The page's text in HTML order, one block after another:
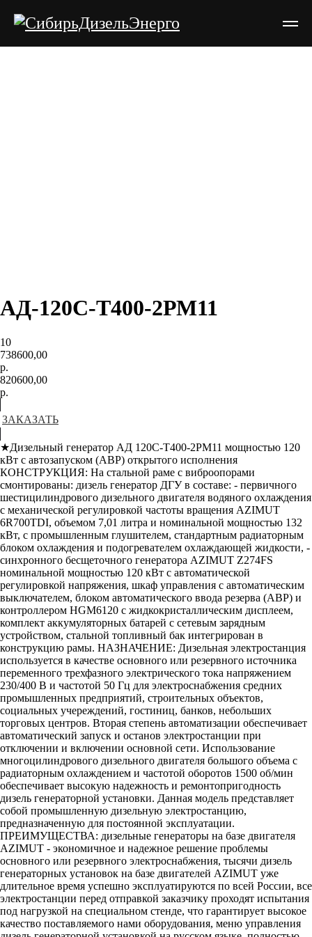
АД-120С-Т400-2РМ11
10
738600,00
р.
820600,00
р.
ЗАКАЗАТЬ
★Дизельный генератор АД 120С-Т400-2РМ11 мощностью 120
кВт с автозапуском (АВР) открытого исполнения
КОНСТРУКЦИЯ: На стальной раме с виброопорами
смонтированы: дизель генератор ДГУ в составе: - первичного
шестицилиндрового дизельного двигателя водяного охлаждения
с механической регулировкой частоты вращения AZIMUT
6R700TDI, объемом 7,01 литра и номинальной мощностью 132
кВт, с промышленным глушителем, стандартным радиаторным
блоком охлаждения и подогревателем охлаждающей жидкости, -
синхронного бесщеточного генератора AZIMUT Z274FS
номинальной мощностью 120 кВт c автоматической
регулировкой напряжения, шкаф управления с автоматическим
выключателем, блоком автоматического ввода резерва (АВР) и
контроллером HGM6120 с жидкокристаллическим дисплеем,
комплект аккумуляторных батарей с сетевым зарядным
устройством, стальной топливный бак интегрирован в
конструкцию рамы. НАЗНАЧЕНИЕ: Дизельная электростанция
используется в качестве основного или резервного источника
переменного трехфазного электрического тока напряжением
230/400 В и частотой 50 Гц для электроснабжения средних
промышленных предприятий, строительных объектов,
социальных учереждений, гостиниц, банков, небольших
торговых центров. Вторая степень автоматизации обеспечивает
автоматический запуск и останов электростанции при
отключении и включении основной сети. Использование
многоцилиндрового дизельного двигателя большого объема с
радиаторным охлаждением и частотой оборотов 1500 об/мин
обеспечивает высокую надежность и ремонтопригодность
дизель генераторной установки. Данная модель представляет
собой промышленную дизельную электростанцию,
предназначенную для постоянной эксплуатации.
ПРЕИМУЩЕСТВА: дизельные генераторы на базе двигателя
AZIMUT - экономичное и надежное решение проблемы
основного или резервного электроснабжения, тысячи дизель
генераторных установок на базе двигателей AZIMUT уже
длительное время успешно эксплуатируются по всей России, все
электростанции перед отправкой заказчику проходят испытания
под нагрузкой на специальном стенде, что гарантирует высокое
качество поставляемого нами оборудования, меню управления